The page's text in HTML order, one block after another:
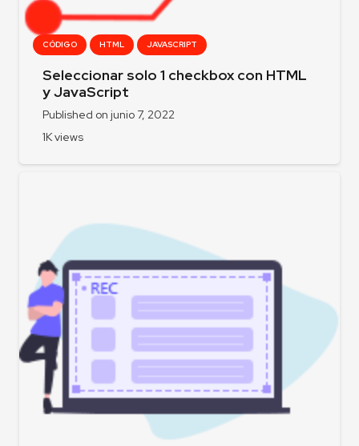
CÓDIGO HTML JAVASCRIPT
Seleccionar solo 1 checkbox con HTML
y JavaScript
Published on junio 7, 2022
1Kviews